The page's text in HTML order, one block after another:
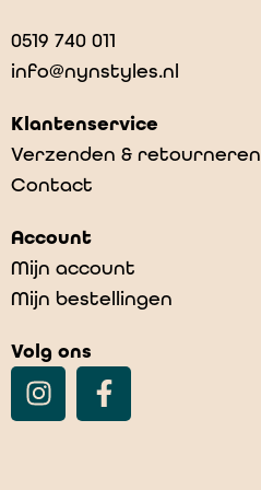
0519 740 011
info@nynstyles.nl
Klantenservice
Verzenden & retourneren
Contact
Account
Mijn account
Mijn bestellingen
Volg ons